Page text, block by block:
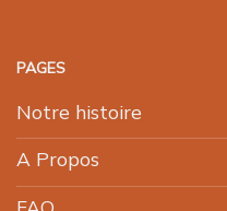
PAGES
Notre histoire
A Propos